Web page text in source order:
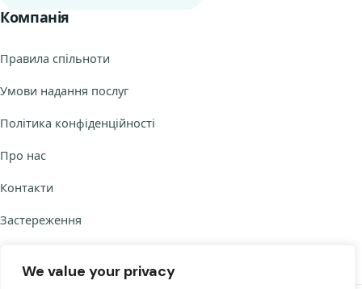
We value your privacy
Компанія
Правила спільноти
Умови надання послуг
Політика конфіденційності
Про нас
Контакти
Застереження